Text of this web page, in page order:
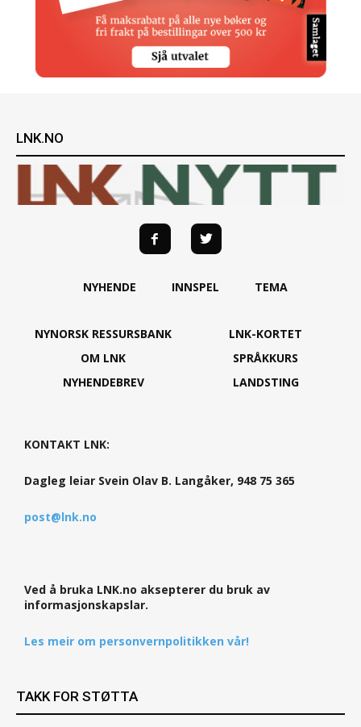
LNK.NO
NYHENDE INNSPEL TEMA
NYNORSK RESSURSBANK
OM LNK
NYHENDEBREV
LNK-KORTET
SPRÅKKURS
LANDSTING
KONTAKT LNK:
Dagleg leiar Svein Olav B. Langåker, 948 75 365
post@lnk.no
Ved å bruka LNK.no aksepterer du bruk av
informasjonskapslar.
Les meir om personvernpolitikken vår!
TAKK FOR STØTTA